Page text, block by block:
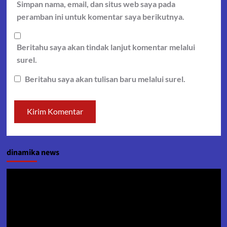
Simpan nama, email, dan situs web saya pada
peramban ini untuk komentar saya berikutnya.
Beritahu saya akan tindak lanjut komentar melalui
surel.
Beritahu saya akan tulisan baru melalui surel.
dinamika news